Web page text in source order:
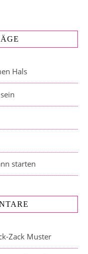
Hals
starten
Zack Muster